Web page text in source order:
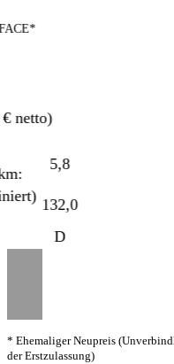
5,8
132,0
* Ehemaliger Neupreis
der Erstzulassung)